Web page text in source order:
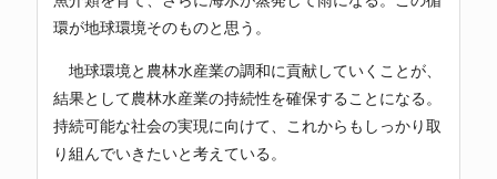
環が地球環境そのものと思う。
地球環境と農林水産業の調和に貢献していくことが、
結果として農林水産業の持続性を確保することになる。
持続可能な社会の実現に向けて、これからもしっかり取
り組んでいきたいと考えている。